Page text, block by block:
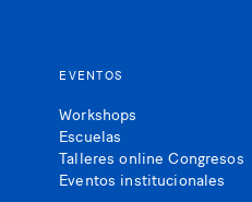
EVENTOS
Workshops
Escuelas
Talleres online Congresos
Eventos institucionales